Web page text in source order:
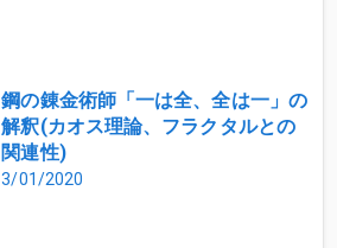
鋼の錬金術師「一は全、全は一」の
解釈(カオス理論、フラクタルとの
関連性)
3/01/2020